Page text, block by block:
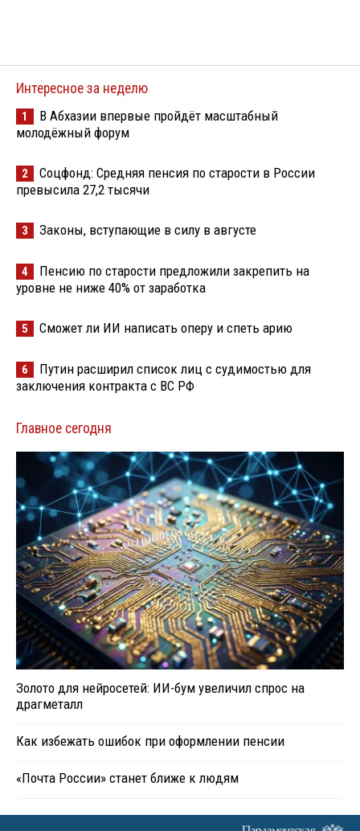
Интересное за неделю
1
В Абхазии впервые пройдёт масштабный
молодёжный форум
2
Соцфонд: Средняя пенсия по старости в России
превысила 27,2 тысячи
3 Законы, вступающие в силу в августе
4
Пенсию по старости предложили закрепить на
уровне не ниже 40% от заработка
5 Сможет ли ИИ написать оперу и спеть арию
6
Путин расширил список лиц с судимостью для
заключения контракта с ВС РФ
Главное сегодня
Золото для нейросетей: ИИ-бум увеличил спрос на
драгметалл
Как избежать ошибок при оформлении пенсии
«Почта России» станет ближе к людям